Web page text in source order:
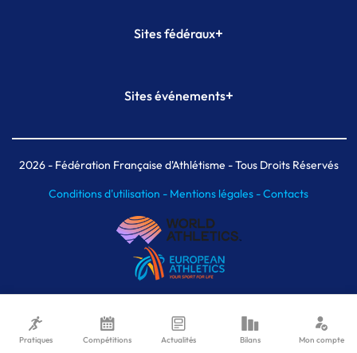
Sites fédéraux+
Plateforme Formation
Sites événements+
Meeting de Paris indoor
MAIF Ekiden de Paris
2026- Fédération Française d'Athlétisme - Tous Droits Réservés
Conditions d'utilisation - Mentions légales -Contacts
Pratiques Compétitions Actualités Bilans Mon compte